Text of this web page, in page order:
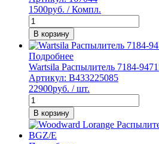
1500руб. / Компл.
В корзину
Подробнее
Wartsila Распылитель 7184-
Артикул: B433225085
22900руб. / шт.
В корзину